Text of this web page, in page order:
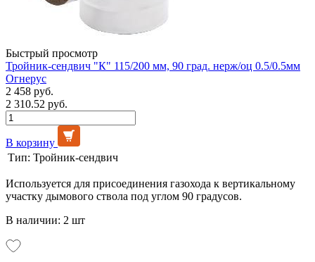
Быстрый просмотр
Тройник-сендвич "К" 115/200 мм, 90 град. нерж/оц 0.5/0.5мм
Огнерус
2 458 руб.
2 310.52 руб.
В корзину
Тип: Тройник-сендвич
Используется для присоединения газохода к вертикальному
участку дымового ствола под углом 90 градусов.
В наличии: 2 шт